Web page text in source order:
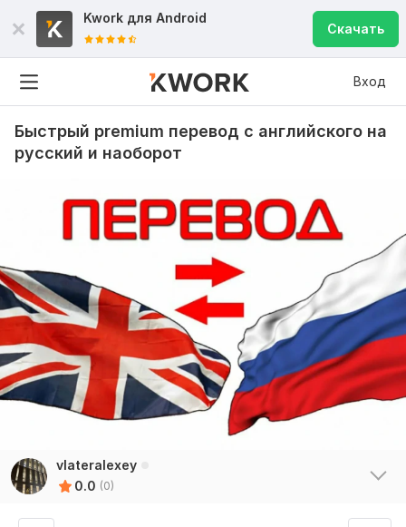
Kwork для Android
Скачать
Вход
Быстрый premium перевод с английского на
русский и наоборот
vlateralexey
0.0 (0)